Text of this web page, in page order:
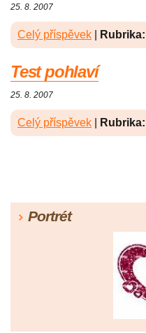
25. 8. 2007
Celý příspěvek Rubrika:
Test pohlaví
25. 8. 2007
Celý příspěvek Rubrika:
Portrét